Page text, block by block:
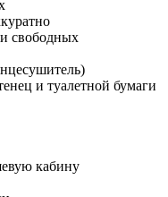
свободных
и туалетной бумаги
кабину